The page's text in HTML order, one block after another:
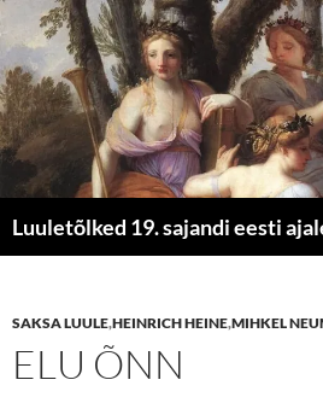
Luuletõlked 19. sajandi eesti
SAKSA LUULE,HEINRICH HEINE,MIHKEL
ELU ÕNN